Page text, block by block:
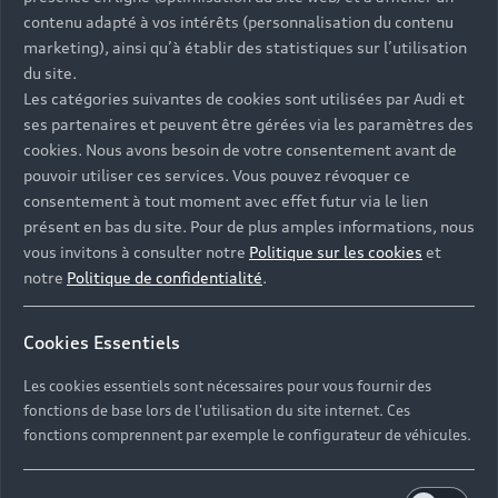
Informations et Service Clients
Accessibilité - Clients Sourds et Malentendants
Trouver mon Partenaire Audi
Berline
Avant
SUV électrique
SUV hybride
SUV
SUV compact
Financer mon Audi
Audi rent : location courte durée
Espace Client Audi Financial Services
Heycar
Voiture hybride
Voiture commerciale
Voiture de direction
SUV société
Achat véhicule de société
Flotte automobile
Entretenir et réparer mon Audi
Offres Après-Vente
Accessoires et équipements
Espace personnel myAudi
Informations client
Functions on Demand
Action de Service EA 189
Audi Assistance
Campagne de rappel Airbag Takata
Histoire du progrès
Notre vision
Nos technologies
myAudi experience
Carrières
© 2026 Audi France. Tous droits réservés.
Mentions légales
Politique sur les cookies
Gérer vos cookies
Politique de confidentialité
Système de lanceur d'alerte
Devis & RDV entretien en ligne
Opérateurs indépendants
Réseau Audi
Recevez toute l'actualité Audi
contenu adapté à vos intérêts (personnalisation du contenu
marketing), ainsi qu’à établir des statistiques sur l’utilisation
du site.
Les catégories suivantes de cookies sont utilisées par Audi et
ses partenaires et peuvent être gérées via les paramètres des
cookies. Nous avons besoin de votre consentement avant de
pouvoir utiliser ces services. Vous pouvez révoquer ce
consentement à tout moment avec effet futur via le lien
présent en bas du site. Pour de plus amples informations, nous
vous invitons à consulter notre Politique sur les cookies et
notre Politique de confidentialité.
Cookies Essentiels
Les cookies essentiels sont nécessaires pour vous fournir des
fonctions de base lors de l'utilisation du site internet. Ces
fonctions comprennent par exemple le configurateur de véhicules.